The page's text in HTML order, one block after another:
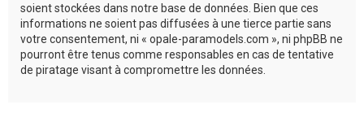
soient stockées dans notre base de données. Bien que ces
informations ne soient pas diffusées à une tierce partie sans
votre consentement, ni « opale-paramodels.com », ni phpBB ne
pourront être tenus comme responsables en cas de tentative
de piratage visant à compromettre les données.